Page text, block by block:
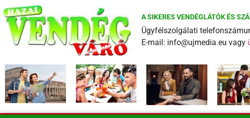
A SIKERES VENDÉGLÁTÓK ÉS
Ügyfélszolgálati
E-mail: info@ujmedia.eu vagy